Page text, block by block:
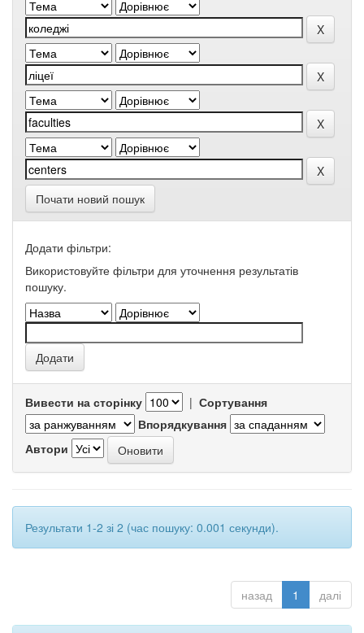
Почати новий пошук
Додати фільтри:
Використовуйте фільтри для уточнення результатів
пошуку.
Вивести на сторінку | Сортування
Впорядкування
Автори
Результати 1-2 зі 2 (час пошуку: 0.001 секунди).
назад 1 далі